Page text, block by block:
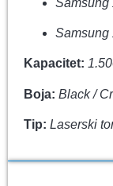
Samsung
Kapacitet:
Boja: Black /
Tip: Laserski